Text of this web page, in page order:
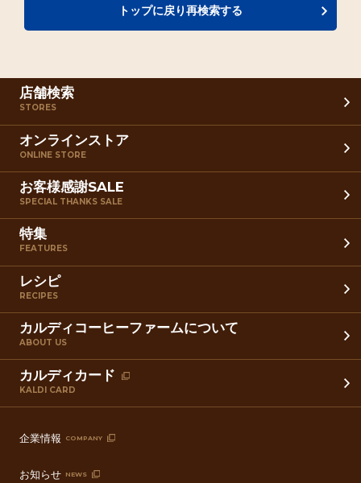
トップに戻り再検索する
店舗検索
STORES
オンラインストア
ONLINE STORE
お客様感謝SALE
SPECIAL THANKS SALE
特集
FEATURES
レシピ
RECIPES
カルディコーヒーファームについて
ABOUT US
カルディカード
KALDI CARD
企業情報 COMPANY
お知らせ NEWS